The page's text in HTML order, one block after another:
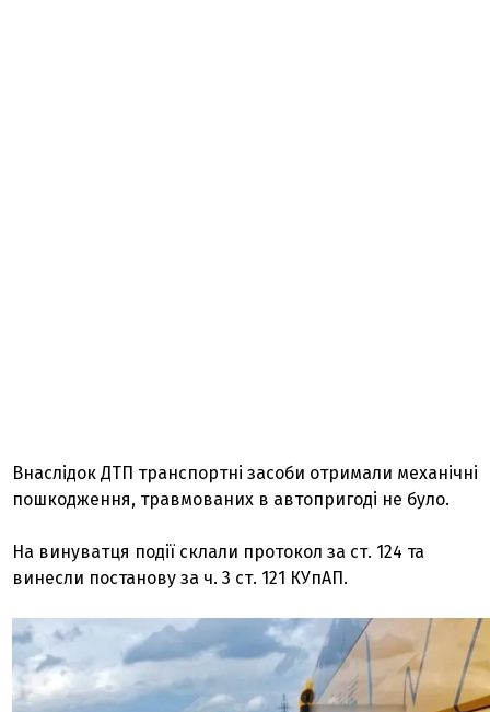
Внаслідок ДТП транспортні засоби отримали механічні
пошкодження, травмованих в автопригоді не було.
На винуватця події склали протокол за ст. 124 та
винесли постанову за ч. 3 ст. 121 КУпАП.